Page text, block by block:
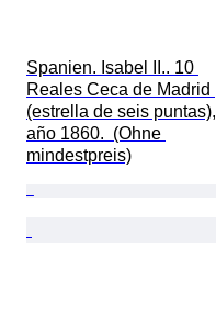
Spanien. Isabel II.. 10
Reales Ceca de Madrid
(estrella de seis puntas),
año 1860.  (Ohne
mindestpreis)